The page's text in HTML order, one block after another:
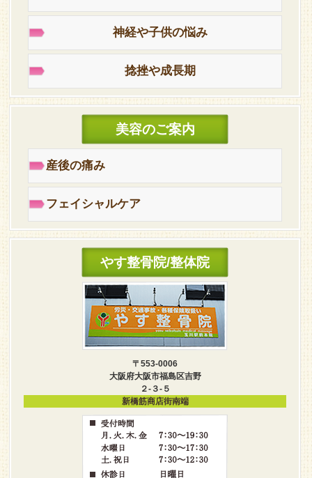
神経や子供の悩み
捻挫や成長期
美容のご案内
産後の痛み
フェイシャルケア
やす整骨院/整体院
〒553-0006
大阪府大阪市福島区吉野
２-３-５
新橋筋商店街南端